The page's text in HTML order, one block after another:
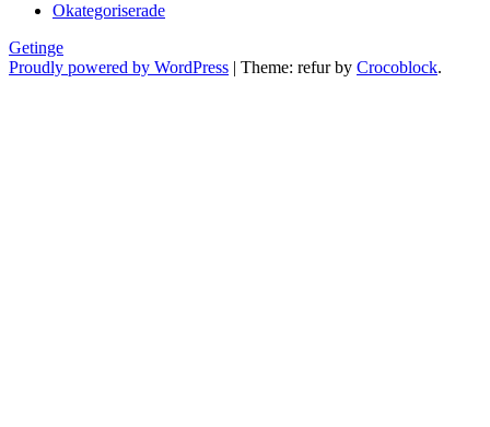
Okategoriserade
Getinge
Proudly powered by WordPress | Theme: refur by Crocoblock.